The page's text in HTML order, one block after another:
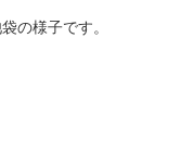
の様子です。